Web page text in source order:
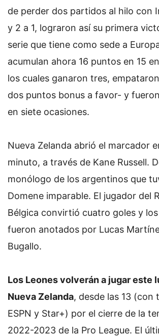
de perder dos partidos al hilo con
y 2 a 1, lograron así su primera
serie que tiene como sede a
acumulan ahora 16 puntos en 15
los cuales ganaron tres,
dos puntos bonus a favor- y
en siete ocasiones.
Nueva Zelanda abrió el marcador
minuto, a través de Kane Russell.
monólogo de los argentinos que
Domene imparable. El jugador del
Bélgica convirtió cuatro goles y
fueron anotados por Lucas
Bugallo.
Los Leones volverán a jugar este
Nueva Zelanda, desde las 13 (con
ESPN y Star+) por el cierre de la
2022-2023 de la Pro League. El